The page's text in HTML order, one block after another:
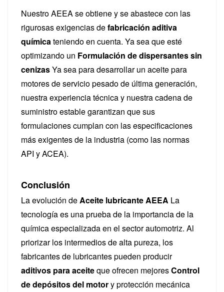
Nuestro AEEA se obtiene y se abastece con las
rigurosas exigencias defabricación aditiva
químicateniendo en cuenta. Ya sea que esté
optimizando un Formulación de dispersantes sin
cenizasYa sea para desarrollar un aceite para
motores de servicio pesado de última generación,
nuestra experiencia técnica y nuestra cadena de
suministro estable garantizan que sus
formulaciones cumplan con las especificaciones
más exigentes de la industria (como las normas
API y ACEA).
Conclusión
La evolución deAceite lubricante AEEA La
tecnología es una prueba de la importancia de la
química especializada en el sector automotriz. Al
priorizar los intermedios de alta pureza, los
fabricantes de lubricantes pueden producir
aditivos para aceiteque ofrecen mejoresControl
de depósitos del motory protección mecánica